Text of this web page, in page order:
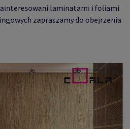
laminatami i foliami
zapraszamy do obejrzenia